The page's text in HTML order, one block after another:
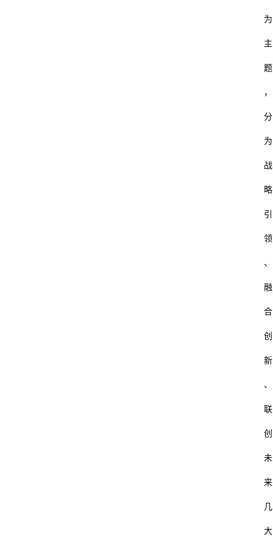
为
主
题
，
分
为
战
略
引
领
、
融
合
创
新
、
联
创
未
来
几
大